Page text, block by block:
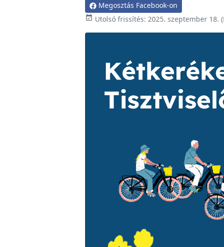
Megosztás Facebook-on
 Utolsó frissítés: 2025. szeptember 18.